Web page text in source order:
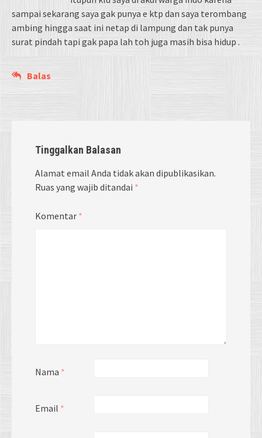
sampai sekarang saya gak punya e ktp dan saya terombang
ambing hingga saat ini netap di lampung dan tak punya
surat pindah tapi gak papa lah toh juga masih bisa hidup .
Balas
Tinggalkan Balasan
Alamat email Anda tidak akan dipublikasikan.
Ruas yang wajib ditandai *
Komentar *
Nama *
Email *